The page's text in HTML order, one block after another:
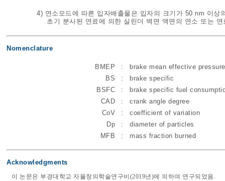
4) 연소모드에 따른 입자배출물은 입자의 크기가 50 nm 이
초기 분사된 연료에 의한 실린더 벽면 액면의 연소 또는
Nomenclature
BMEP :
brake mean effective pressure
BS
:
brake specific
BSFC
:
brake specific fuel
CAD
:
crank angle degree
CoV
:
coefficient of variation
Dp
:
diameter of particles
MFB
: mass fraction burned
Acknowledgments
이 논문은 부경대학교 자율창의학술연구비(2019년)에 의하여 연구되었음.